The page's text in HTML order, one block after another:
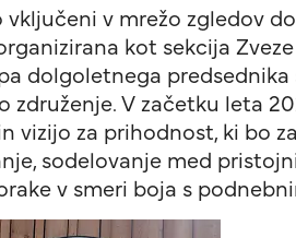
vključeni v mrežo zgledov
kot sekcija
dolgoletnega predsednika
združenje. V začetku leta
vizijo za prihodnost, ki bo
sodelovanje med
v smeri boja s